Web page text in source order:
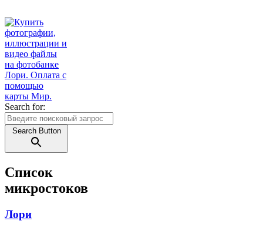
Search for:
Search Button
Список
микростоков
Лори